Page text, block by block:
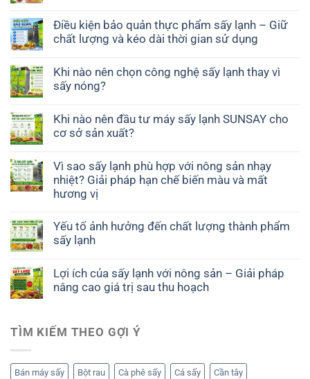
Điều kiện bảo quản thực phẩm sấy lạnh – Giữ
chất lượng và kéo dài thời gian sử dụng
Khi nào nên chọn công nghệ sấy lạnh thay vì
sấy nóng?
Khi nào nên đầu tư máy sấy lạnh SUNSAY cho
cơ sở sản xuất?
Vì sao sấy lạnh phù hợp với nông sản nhạy
nhiệt? Giải pháp hạn chế biến màu và mất
hương vị
Yếu tố ảnh hưởng đến chất lượng thành phẩm
sấy lạnh
Lợi ích của sấy lạnh với nông sản – Giải pháp
nâng cao giá trị sau thu hoạch
TÌM KIẾM THEO GỢI Ý
Bán máy sấy Bột rau Cà phê sấy Cá sấy Cần tây